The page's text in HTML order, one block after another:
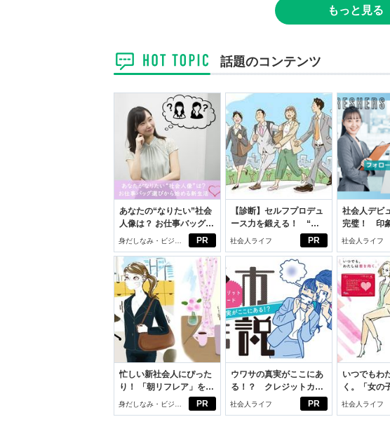
もっと見る
話題のコンテンツ
PR
あなたの“なりたい”社会
人像は？ お仕事バッグ選
びから始める新生活
身だしなみ・ビジネ
スアイテム
PR
【診断】セルフプロデュ
ース力を鍛える！ “ジ
ブン観”診断
社会人ライフ
社会人デビ
完璧！ 印
ルフプロデ
社会人ライフ
PR
忙しい新社会人にぴった
り！ 「朝リフレア」をは
じめよう。しっかりニオ
イケアして24時間快適。
身だしなみ・ビジネ
スアイテム
PR
ウワサの真実がここにあ
る！？ クレジットカー
ドの都市伝説
社会人ライフ
いつでもわ
く。「女の
向きに♪社
社会人ライフ